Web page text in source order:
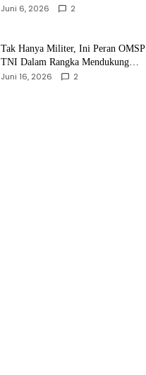
Juni 6, 2026 2
‎Tak Hanya Militer, Ini Peran OMSP
TNI Dalam Rangka Mendukung
Pembangunan Daerah
Juni 16, 2026 2